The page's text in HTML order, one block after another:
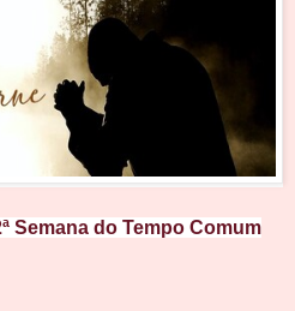
Semana do Tempo Comum